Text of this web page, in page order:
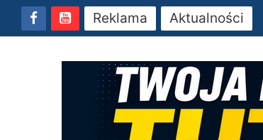
Reklama Aktualności